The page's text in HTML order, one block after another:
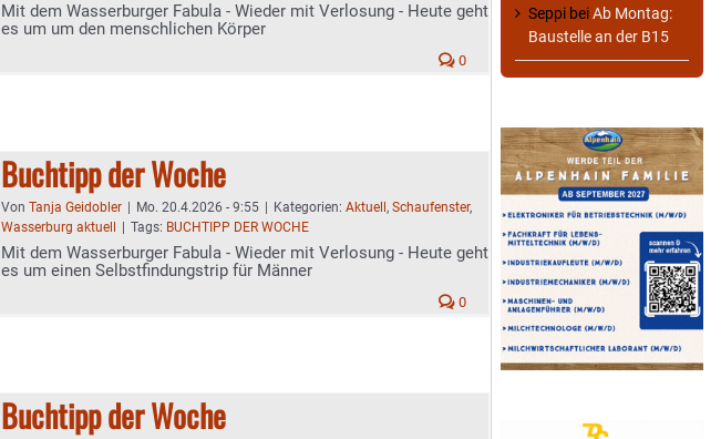
Mit dem Wasserburger Fabula - Wieder mit Verlosung - Heute geht
es um um den menschlichen Körper
0
Buchtipp der Woche
Von Tanja Geidobler Mo. 20.4.2026 - 9:55 Kategorien: Aktuell , Schaufenster,
Wasserburg aktuell
Tags: BUCHTIPP DER WOCHE
Mit dem Wasserburger Fabula - Wieder mit Verlosung - Heute geht
es um einen Selbstfindungstrip für Männer
0
Buchtipp der Woche
Seppi beiAb Montag:
Baustelle an der B15